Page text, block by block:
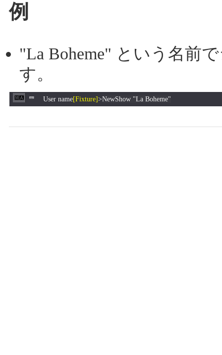
例
"La Boheme" という名前
す。
User name[Fixture]>NewShow "La Boheme"